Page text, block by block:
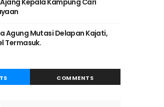
Kepala Kampung Cari
Agung Mutasi Delapan Kajati,
Termasuk.
COMMENTS